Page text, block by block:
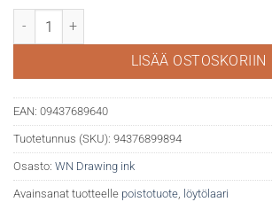
WN Drawing ink 14ml 601 Scarlet määrä
LISÄÄ OSTOSKORIIN
EAN: 09437689640
Tuotetunnus (SKU): 94376899894
Osasto: WN Drawing ink
Avainsanat tuotteelle poistotuote, löytölaari